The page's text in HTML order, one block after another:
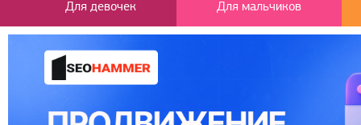
Для девочек Для мальчиков